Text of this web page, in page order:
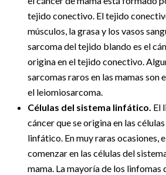
tejido conectivo. El tejido
músculos, la grasa y los vasos
sarcoma del tejido blando es el
origina en el tejido conectivo.
sarcomas raros en las mamas son
el leiomiosarcoma.
Células del sistema linfático. El
cáncer que se origina en las
linfático. En muy raras ocasiones,
comenzar en las células del
mama. La mayoría de los linfomas